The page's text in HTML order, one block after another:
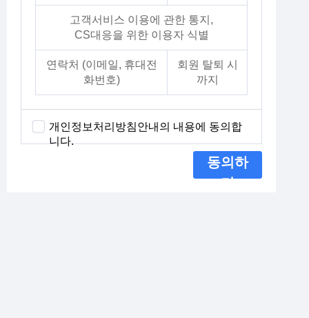
고객서비스 이용에 관한 통지,
CS대응을 위한 이용자 식별
연락처 (이메일, 휴대전
화번호)
회원 탈퇴 시
까지
개인정보처리방침안내의 내용에 동의합
니다.
동의하
기